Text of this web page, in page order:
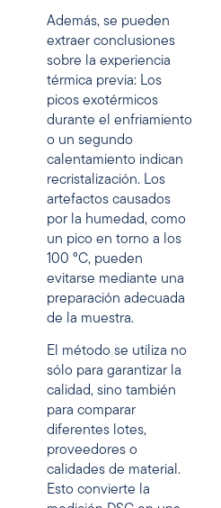
Además, se pueden
extraer conclusiones
sobre la experiencia
térmica previa: Los
picos exotérmicos
durante el enfriamiento
o un segundo
calentamiento indican
recristalización. Los
artefactos causados
por la humedad, como
un pico en torno a los
100 °C, pueden
evitarse mediante una
preparación adecuada
de la muestra.
El método se utiliza no
sólo para garantizar la
calidad, sino también
para comparar
diferentes lotes,
proveedores o
calidades de material.
Esto convierte la